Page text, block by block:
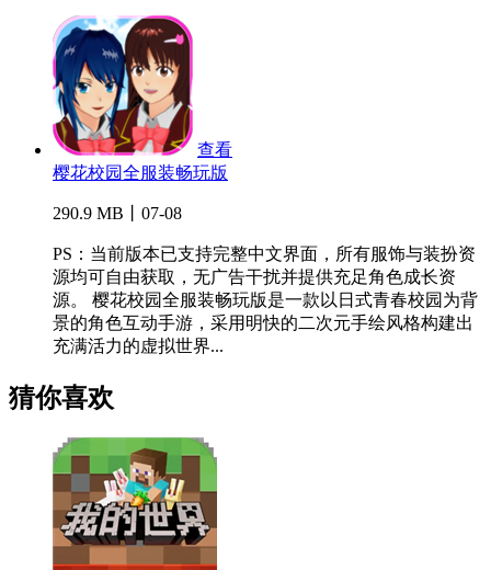
查看
樱花校园全服装畅玩版
290.9 MB丨07-08
PS：当前版本已支持完整中文界面，所有服饰与装扮资
源均可自由获取，无广告干扰并提供充足角色成长资
源。 樱花校园全服装畅玩版是一款以日式青春校园为背
景的角色互动手游，采用明快的二次元手绘风格构建出
充满活力的虚拟世界...
猜你喜欢